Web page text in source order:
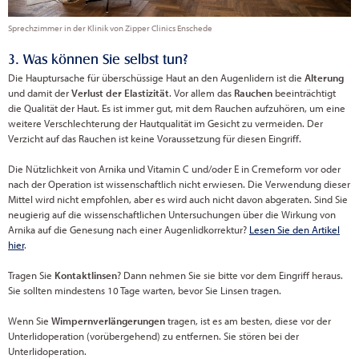
Sprechzimmer in der Klinik von Zipper Clinics Enschede
3. Was können Sie selbst tun?
Die Hauptursache für überschüssige Haut an den Augenlidern ist die Alterung
und damit derVerlust der Elastizität. Vor allem das Rauchen beeinträchtigt
die Qualität der Haut. Es ist immer gut, mit dem Rauchen aufzuhören, um eine
weitere Verschlechterung der Hautqualität im Gesicht zu vermeiden. Der
Verzicht auf das Rauchen ist keine Voraussetzung für diesen Eingriff.
Die Nützlichkeit von Arnika und Vitamin C und/oder E in Cremeform vor oder
nach der Operation ist wissenschaftlich nicht erwiesen. Die Verwendung dieser
Mittel wird nicht empfohlen, aber es wird auch nicht davon abgeraten. Sind Sie
neugierig auf die wissenschaftlichen Untersuchungen über die Wirkung von
Arnika auf die Genesung nach einer Augenlidkorrektur? Lesen Sie den Artikel
hier.
Tragen Sie Kontaktlinsen? Dann nehmen Sie sie bitte vor dem Eingriff heraus.
Sie sollten mindestens 10 Tage warten, bevor Sie Linsen tragen.
Wenn Sie Wimpernverlängerungentragen, ist es am besten, diese vor der
Unterlidoperation (vorübergehend) zu entfernen. Sie stören bei der
Unterlidoperation.